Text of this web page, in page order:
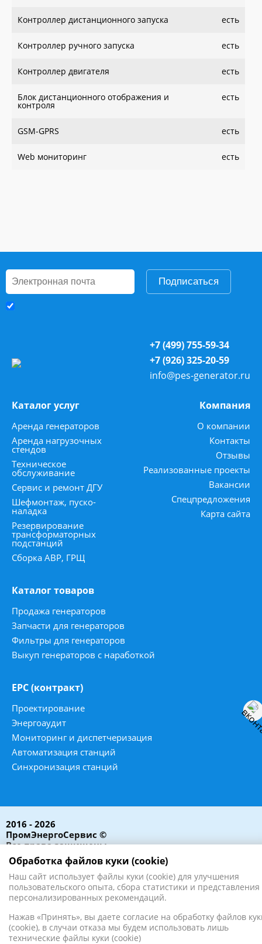
Контроллер дистанционного запуска есть
Контроллер ручного запуска есть
Контроллер двигателя есть
Блок дистанционного отображения и
контроля
есть
GSM-GPRS есть
Web мониторинг есть
Подписаться
+7 (499) 755-59-34
+7 (926) 325-20-59
info@pes-generator.ru
Каталог услуг
Аренда генераторов
Аренда нагрузочных
стендов
Техническое
обслуживание
Сервис и ремонт ДГУ
Шефмонтаж, пуско-
наладка
Резервирование
трансформаторных
подстанций
Сборка АВР, ГРЩ
Компания
О компании
Контакты
Отзывы
Реализованные проекты
Вакансии
Спецпредложения
Карта сайта
Каталог товаров
Продажа генераторов
Запчасти для генераторов
Фильтры для генераторов
Выкуп генераторов с наработкой
ЕРС (контракт)
Проектирование
Энергоаудит
Мониторинг и диспетчеризация
Автоматизация станций
Синхронизация станций
2016 - 2026
ПромЭнергоСервис ©
Все права защищены
Обработка файлов куки (cookie)
Наш сайт использует файлы куки (cookie) для улучшения
пользовательского опыта, сбора статистики и представления
персонализированных рекомендаций.
Нажав «Принять», вы даете согласие на обработку файлов
(cookie), в случаи отказа мы будем использовать лишь
технические файлы куки (cookie)